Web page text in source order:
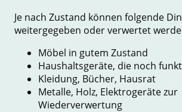
Je nach Zustand können folgende
weitergegeben oder verwertet
Möbel in gutem Zustand
Haushaltsgeräte, die noch
Kleidung, Bücher, Hausrat
Metalle, Holz, Elektrogeräte zur
Wiederverwertung